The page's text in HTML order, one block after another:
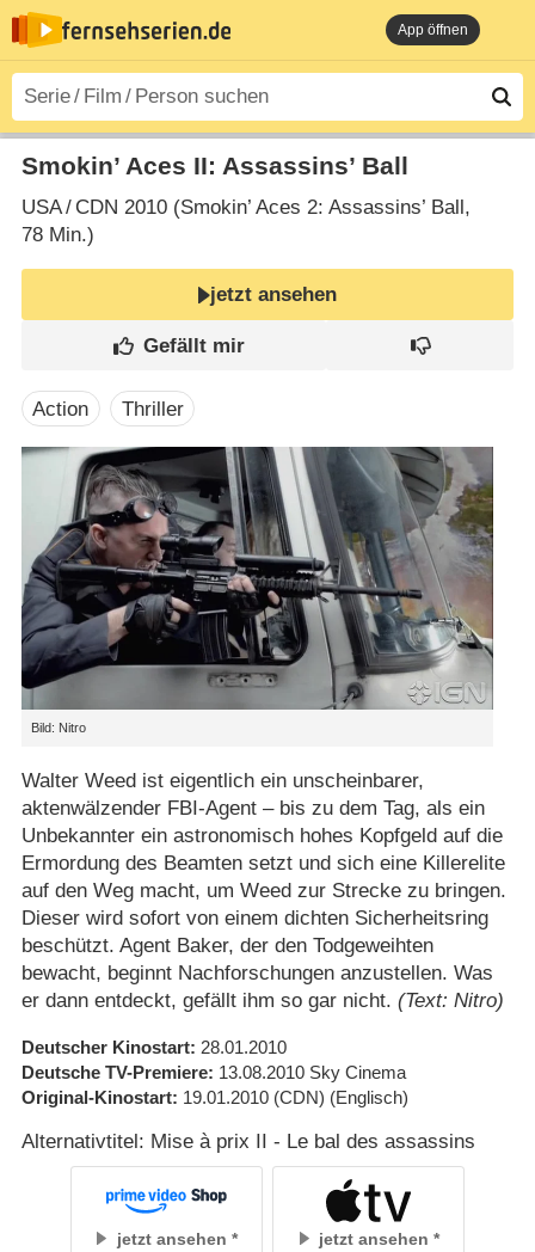
App öffnen
Smokin’ Aces II: Assassins’ Ball
USA/ CDN 2010 (Smokin’ Aces 2: Assassins’ Ball‎,
78 Min.)
jetzt ansehen
Action Thriller
Bild: Nitro
Walter Weed ist eigentlich ein unscheinbarer,
aktenwälzender FBI-Agent – bis zu dem Tag, als ein
Unbekannter ein astronomisch hohes Kopfgeld auf die
Ermordung des Beamten setzt und sich eine Killerelite
auf den Weg macht, um Weed zur Strecke zu bringen.
Dieser wird sofort von einem dichten Sicherheitsring
beschützt. Agent Baker, der den Todgeweihten
bewacht, beginnt Nachforschungen anzustellen. Was
er dann entdeckt, gefällt ihm so gar nicht. (Text: Nitro)
Deutscher Kinostart 28.01.2010
Deutsche TV-Premiere 13.08.2010 Sky Cinema
Original-Kinostart 19.01.2010 (CDN) (Englisch)
Alternativtitel: Mise à prix II - Le bal des assassins
jetzt ansehen jetzt ansehen